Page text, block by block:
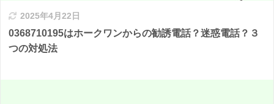
2025年4月22日
0368710195はホークワンからの勧誘電話？迷惑電話？３
つの対処法